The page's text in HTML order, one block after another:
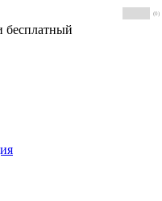
бесплатный
(0)